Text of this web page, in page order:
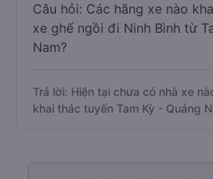
Câu hỏi: Các hãng xe nào
xe ghế ngồi đi Ninh Bình từ
Nam?
Trả lời: Hiện tại chưa có nhà xe
khai thác tuyến Tam Kỳ - Quảng